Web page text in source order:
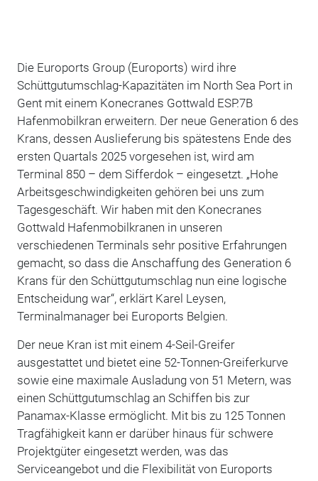
Die Euroports Group (Euroports) wird ihre
Schüttgutumschlag-Kapazitäten im North Sea Port in
Gent mit einem Konecranes Gottwald ESP.7B
Hafenmobilkran erweitern. Der neue Generation 6 des
Krans, dessen Auslieferung bis spätestens Ende des
ersten Quartals 2025 vorgesehen ist, wird am
Terminal 850 – dem Sifferdok – eingesetzt. „Hohe
Arbeitsgeschwindigkeiten gehören bei uns zum
Tagesgeschäft. Wir haben mit den Konecranes
Gottwald Hafenmobilkranen in unseren
verschiedenen Terminals sehr positive Erfahrungen
gemacht, so dass die Anschaffung des Generation 6
Krans für den Schüttgutumschlag nun eine logische
Entscheidung war“, erklärt Karel Leysen,
Terminalmanager bei Euroports Belgien.
Der neue Kran ist mit einem 4-Seil-Greifer
ausgestattet und bietet eine 52-Tonnen-Greiferkurve
sowie eine maximale Ausladung von 51 Metern, was
einen Schüttgutumschlag an Schiffen bis zur
Panamax-Klasse ermöglicht. Mit bis zu 125 Tonnen
Tragfähigkeit kann er darüber hinaus für schwere
Projektgüter eingesetzt werden, was das
Serviceangebot und die Flexibilität von Euroports